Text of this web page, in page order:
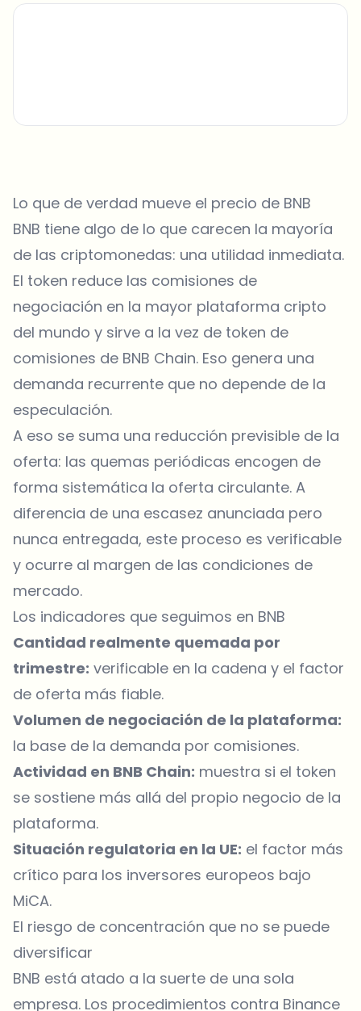
Lo que de verdad mueve el precio de BNB
BNB tiene algo de lo que carecen la mayoría
de las criptomonedas: una utilidad inmediata.
El token reduce las comisiones de
negociación en la mayor plataforma cripto
del mundo y sirve a la vez de token de
comisiones de BNB Chain. Eso genera una
demanda recurrente que no depende de la
especulación.
A eso se suma una reducción previsible de la
oferta: las quemas periódicas encogen de
forma sistemática la oferta circulante. A
diferencia de una escasez anunciada pero
nunca entregada, este proceso es verificable
y ocurre al margen de las condiciones de
mercado.
Los indicadores que seguimos en BNB
Cantidad realmente quemada por
trimestre: verificable en la cadena y el factor
de oferta más fiable.
Volumen de negociación de la plataforma:
la base de la demanda por comisiones.
Actividad en BNB Chain: muestra si el token
se sostiene más allá del propio negocio de la
plataforma.
Situación regulatoria en la UE: el factor más
crítico para los inversores europeos bajo
MiCA.
El riesgo de concentración que no se puede
diversificar
BNB está atado a la suerte de una sola
empresa. Los procedimientos contra Binance